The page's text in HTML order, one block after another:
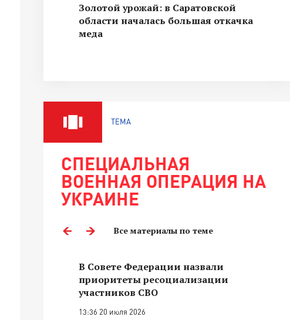
Золотой урожай: в Саратовской
области началась большая откачка
меда
ТЕМА
СПЕЦИАЛЬНАЯ
ВОЕННАЯ ОПЕРАЦИЯ НА
УКРАИНЕ
Все материалы по теме
В Совете Федерации назвали
приоритеты ресоциализации
участников СВО
13:36 20 июля 2026